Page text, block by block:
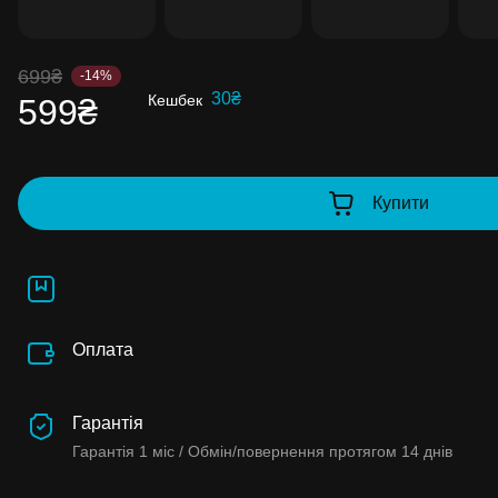
699₴ -14%
599₴ Кешбек 30₴
Купити
Оплата
Гарантія
Гарантія 1 міс / Обмін/повернення протягом 14 днів